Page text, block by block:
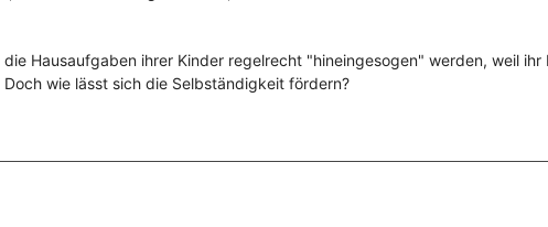
Hausaufgaben ihrer Kinder regelrecht "hineingesogen" werden, weil
wie lässt sich die Selbständigkeit fördern?